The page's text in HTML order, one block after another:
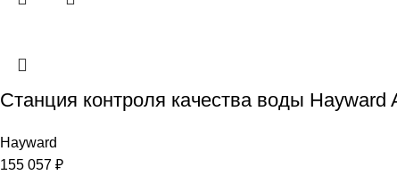
Станция контроля качества воды Hayward
Hayward
155 057 ₽